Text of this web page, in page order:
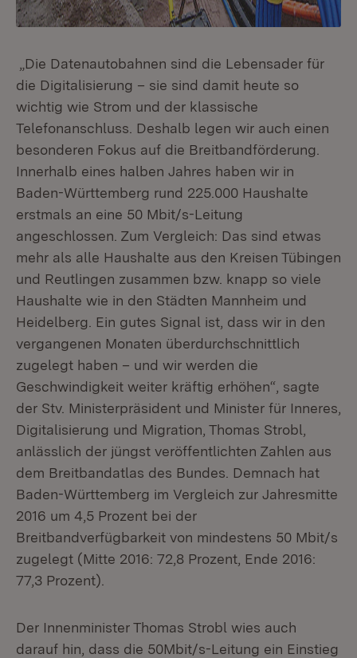
„Die Datenautobahnen sind die Lebensader für
die Digitalisierung – sie sind damit heute so
wichtig wie Strom und der klassische
Telefonanschluss. Deshalb legen wir auch einen
besonderen Fokus auf die Breitbandförderung.
Innerhalb eines halben Jahres haben wir in
Baden-Württemberg rund 225.000 Haushalte
erstmals an eine 50 Mbit/s-Leitung
angeschlossen. Zum Vergleich: Das sind etwas
mehr als alle Haushalte aus den Kreisen Tübingen
und Reutlingen zusammen bzw. knapp so viele
Haushalte wie in den Städten Mannheim und
Heidelberg. Ein gutes Signal ist, dass wir in den
vergangenen Monaten überdurchschnittlich
zugelegt haben – und wir werden die
Geschwindigkeit weiter kräftig erhöhen“, sagte
der Stv. Ministerpräsident und Minister für Inneres,
Digitalisierung und Migration, Thomas Strobl,
anlässlich der jüngst veröffentlichten Zahlen aus
dem Breitbandatlas des Bundes. Demnach hat
Baden-Württemberg im Vergleich zur Jahresmitte
2016 um 4,5 Prozent bei der
Breitbandverfügbarkeit von mindestens 50 Mbit/s
zugelegt (Mitte 2016: 72,8 Prozent, Ende 2016:
77,3 Prozent).
Der Innenminister Thomas Strobl wies auch
darauf hin, dass die 50Mbit/s-Leitung ein Einstieg